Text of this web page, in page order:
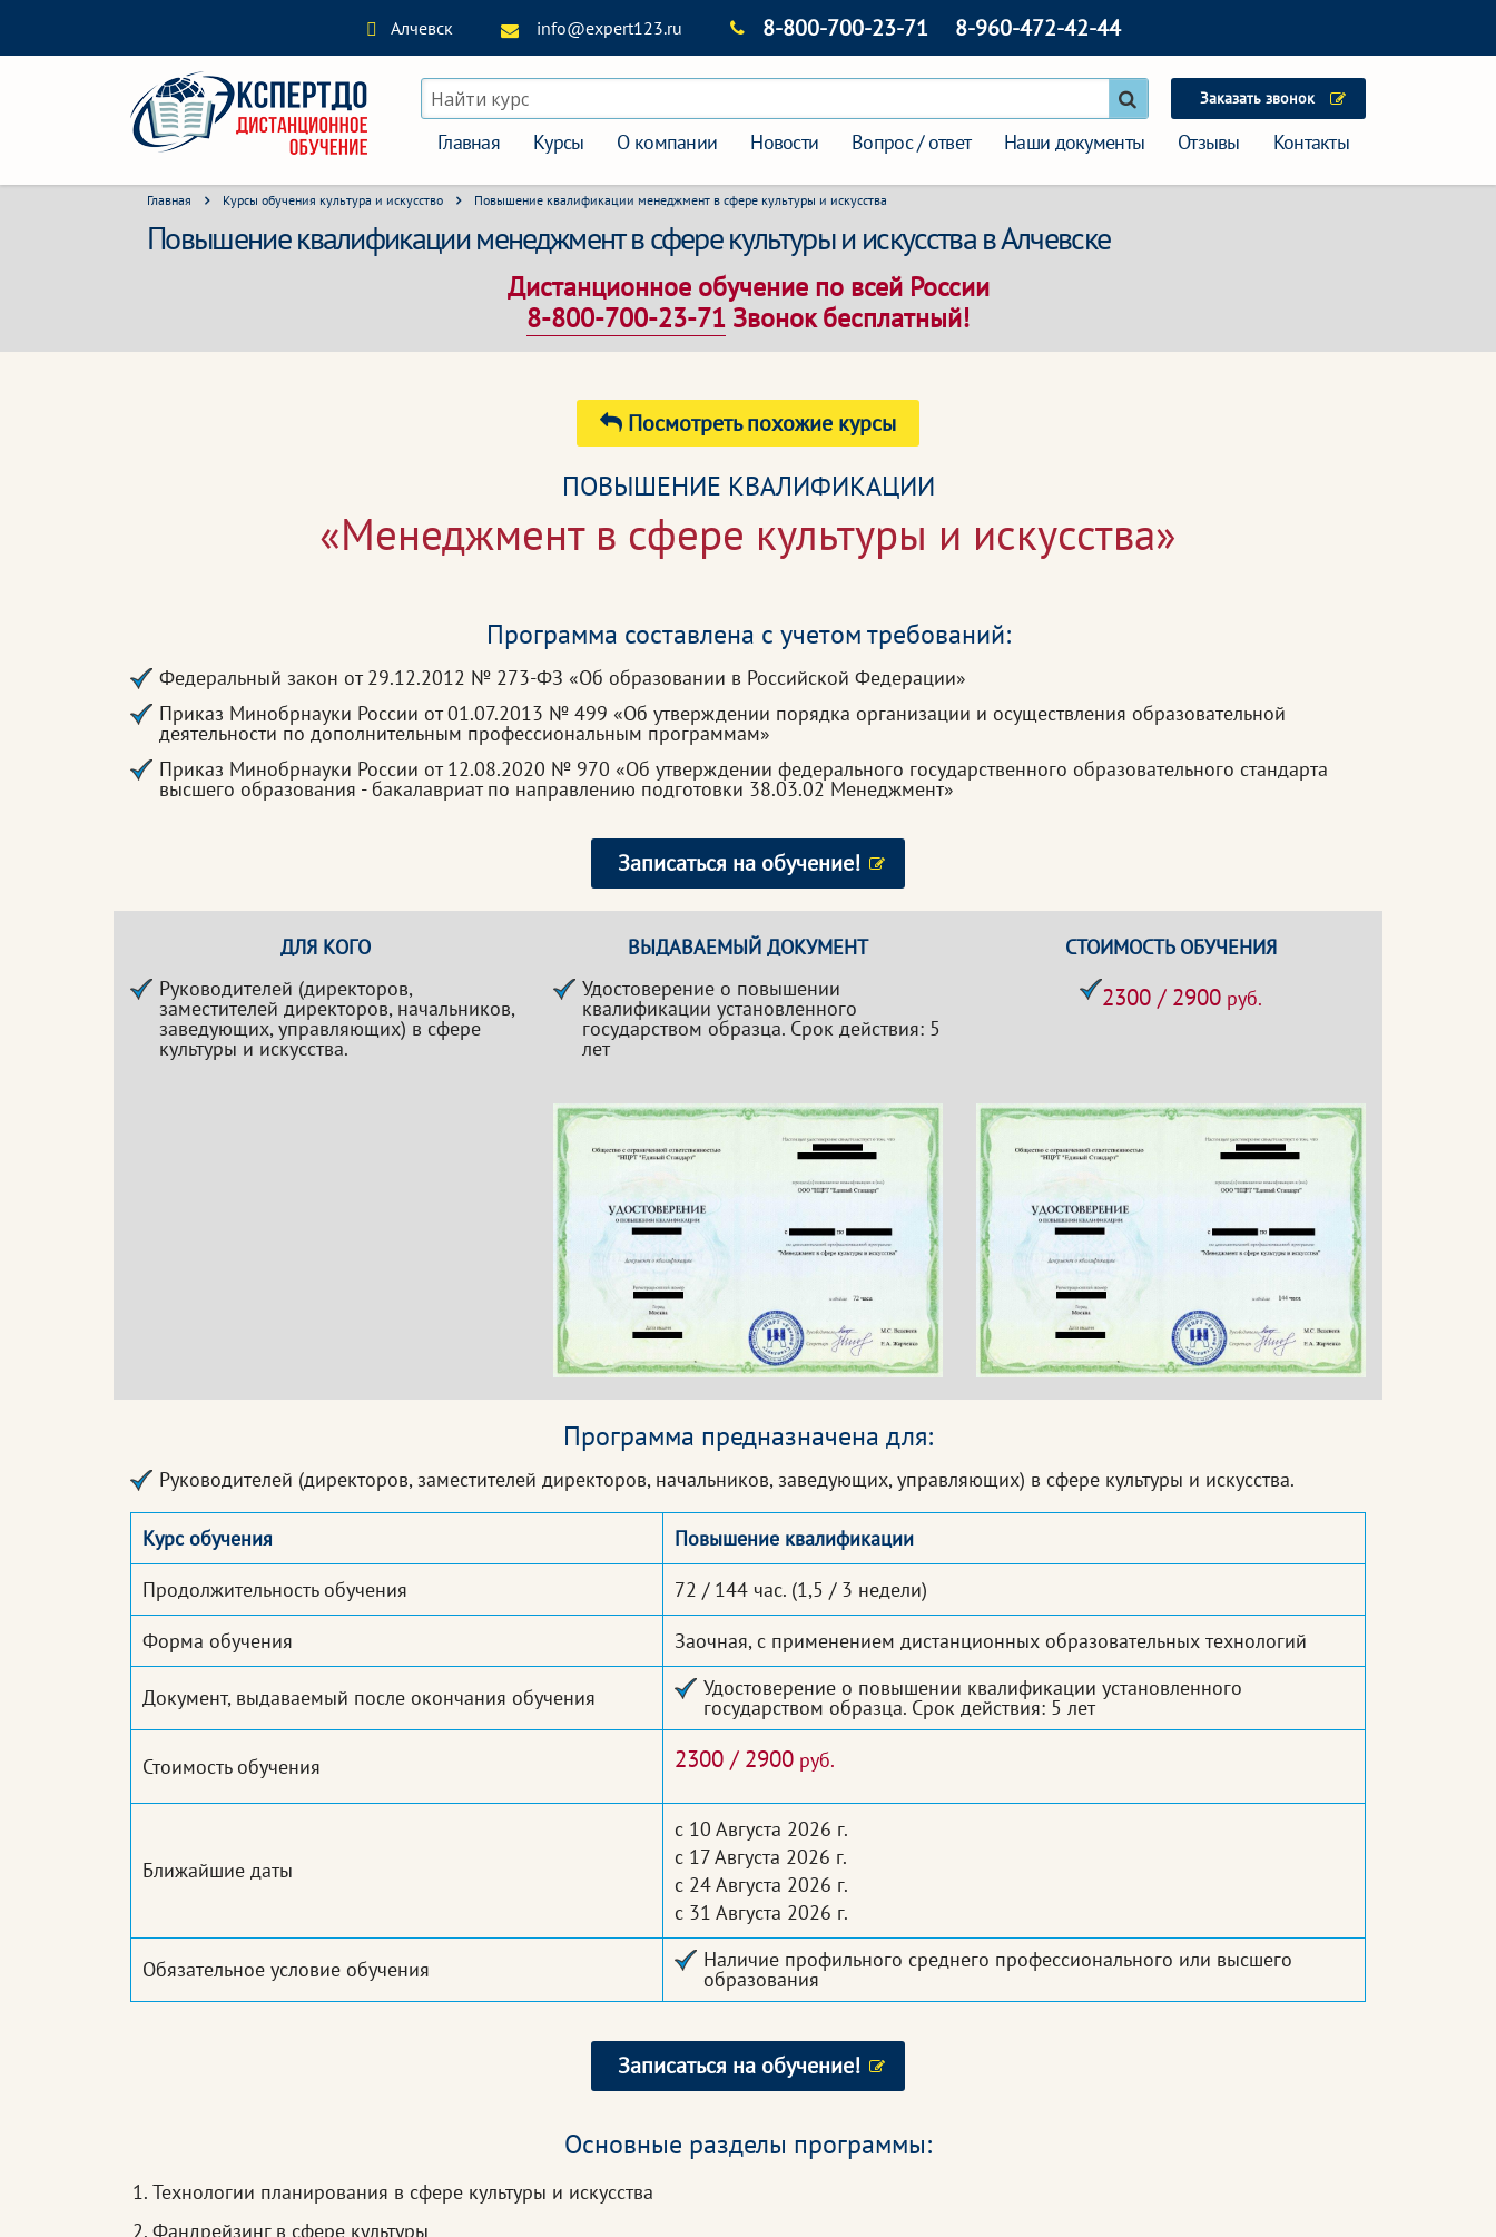
Алчевск info@expert123.ru 8-800-700-23-71 8-960-472-42-44
Найти курс Заказать звонок
Главная Курсы О компании Новости Вопрос / ответ Наши документы Отзывы Контакты
Главная Курсы обучения культура и искусство Повышение квалификации менеджмент в сфере культуры и искусства
Повышение квалификации менеджмент в сфере культуры и искусства в Алчевске
Дистанционное обучение по всей России
8-800-700-23-71 Звонок бесплатный!
Посмотреть похожие курсы
ПОВЫШЕНИЕ КВАЛИФИКАЦИИ
«Менеджмент в сфере культуры и искусства»
Программа составлена с учетом требований:
Федеральный закон от 29.12.2012 № 273-ФЗ «Об образовании в Российской Федерации»
Приказ Минобрнауки России от 01.07.2013 № 499 «Об утверждении порядка организации и осуществления образовательной
деятельности по дополнительным профессиональным программам»
Приказ Минобрнауки России от 12.08.2020 № 970 «Об утверждении федерального государственного образовательного стандарта
высшего образования - бакалавриат по направлению подготовки 38.03.02 Менеджмент»
Записаться на обучение!
ДЛЯ КОГО
Руководителей (директоров,
заместителей директоров, начальников,
заведующих, управляющих) в сфере
культуры и искусства.
ВЫДАВАЕМЫЙ ДОКУМЕНТ
Удостоверение о повышении
квалификации установленного
государством образца. Срок действия: 5
лет
СТОИМОСТЬ ОБУЧЕНИЯ
2300 / 2900 руб.
Программа предназначена для:
Руководителей (директоров, заместителей директоров, начальников, заведующих, управляющих) в сфере культуры и искусства.
Курс обучения
Повышение квалификации
Продолжительность обучения
72 / 144 час. (1,5 / 3 недели)
Форма обучения
Заочная, с применением дистанционных образовательных технологий
Документ, выдаваемый после окончания обучения Удостоверение о повышении квалификации установленного
государством образца. Срок действия: 5 лет
Стоимость обучения 2300 / 2900 руб.
Ближайшие даты
с 10 Августа 2026 г.
с 17 Августа 2026 г.
с 24 Августа 2026 г.
с 31 Августа 2026 г.
Обязательное условие обучения Наличие профильного среднего профессионального или высшего
образования
Записаться на обучение!
Основные разделы программы:
Технологии планирования в сфере культуры и искусства
Фандрейзинг в сфере культуры